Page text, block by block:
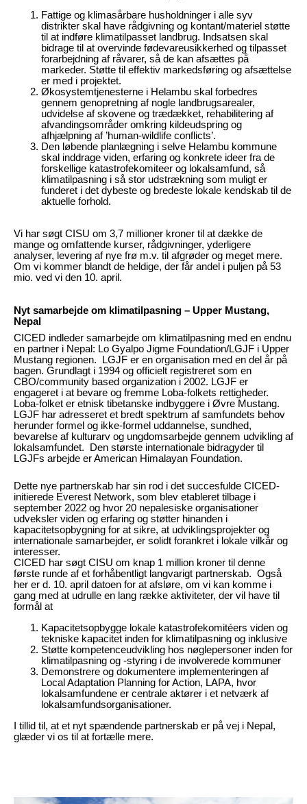
Fattige og klimasårbare husholdninger i alle syv
distrikter skal have rådgivning og kontant/materiel støtte
til at indføre klimatilpasset landbrug. Indsatsen skal
bidrage til at overvinde fødevareusikkerhed og tilpasset
forarbejdning af råvarer, så de kan afsættes på
markeder. Støtte til effektiv markedsføring og afsættelse
er med i projektet.
Økosystemtjenesterne i Helambu skal forbedres
gennem genopretning af nogle landbrugsarealer,
udvidelse af skovene og trædækket, rehabilitering af
afvandingsområder omkring kildeudspring og
afhjælpning af ’human-wildlife conflicts’.
Den løbende planlægning i selve Helambu kommune
skal inddrage viden, erfaring og konkrete ideer fra de
forskellige katastrofekomiteer og lokalsamfund, så
klimatilpasning i så stor udstrækning som muligt er
funderet i det dybeste og bredeste lokale kendskab til de
aktuelle forhold.
Vi har søgt CISU om 3,7 millioner kroner til at dække de
mange og omfattende kurser, rådgivninger, yderligere
analyser, levering af nye frø m.v. til afgrøder og meget mere.
Om vi kommer blandt de heldige, der får andel i puljen på 53
mio. ved vi den 10. april.
Nyt samarbejde om klimatilpasning – Upper Mustang,
Nepal
CICED indleder samarbejde om klimatilpasning med en endnu
en partner i Nepal: Lo Gyalpo Jigme Foundation/LGJF i Upper
Mustang regionen. LGJF er en organisation med en del år på
bagen. Grundlagt i 1994 og officielt registreret som en
CBO/community based organization i 2002. LGJF er
engageret i at bevare og fremme Loba-folkets rettigheder.
Loba-folket er etnisk tibetanske indbyggere i Øvre Mustang.
LGJF har adresseret et bredt spektrum af samfundets behov
herunder formel og ikke-formel uddannelse, sundhed,
bevarelse af kulturarv og ungdomsarbejde gennem udvikling af
lokalsamfundet. Den største internationale bidragyder til
LGJFs arbejde er American Himalayan Foundation.
Dette nye partnerskab har sin rod i det succesfulde CICED-
initierede Everest Network, som blev etableret tilbage i
september 2022 og hvor 20 nepalesiske organisationer
udveksler viden og erfaring og støtter hinanden i
kapacitetsopbygning for at sikre, at udviklingsprojekter og
internationale samarbejder, er solidt forankret i lokale vilkår og
interesser.
CICED har søgt CISU om knap 1 million kroner til denne
første runde af et forhåbentligt langvarigt partnerskab. Også
her er d. 10. april datoen for at afsløre, om vi kan komme i
gang med at udrulle en lang række aktiviteter, der vil have til
formål at
Kapacitetsopbygge lokale katastrofekomitéers viden og
tekniske kapacitet inden for klimatilpasning og inklusive
Støtte kompetenceudvikling hos nøglepersoner inden for
klimatilpasning og -styring i de involverede kommuner
Demonstrere og dokumentere implementeringen af
Local Adaptation Planning for Action, LAPA, hvor
lokalsamfundene er centrale aktører i et netværk af
lokalsamfundsorganisationer.
I tillid til, at et nyt spændende partnerskab er på vej i Nepal,
glæder vi os til at fortælle mere.
Tilmeld dig vores
nyhedsbrev
via afmeldingslinket, som er inkluderet i alle